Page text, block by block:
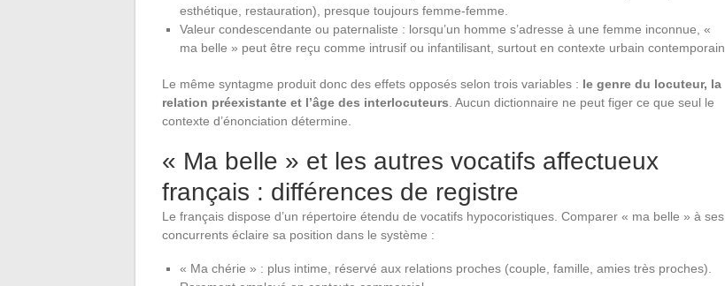
esthétique, restauration), presque toujours femme-femme.
Valeur condescendante ou paternaliste : lorsqu’un homme s’adresse à une femme inconnue, «
ma belle » peut être reçu comme intrusif ou infantilisant, surtout en contexte urbain contemporain.
Le même syntagme produit donc des effets opposés selon trois variables : le genre du locuteur, la
relation préexistante et l’âge des interlocuteurs . Aucun dictionnaire ne peut figer ce que seul le
contexte d’énonciation détermine.
« Ma belle » et les autres vocatifs affectueux
français : différences de registre
Le français dispose d’un répertoire étendu de vocatifs hypocoristiques. Comparer « ma belle » à ses
concurrents éclaire sa position dans le système :
« Ma chérie » : plus intime, réservé aux relations proches (couple, famille, amies très proches).